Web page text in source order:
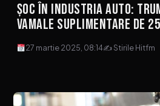
Șoc în industria auto:
vamale suplimentare de
27 martie 2025, 08:14✍ Stirile Hitfm